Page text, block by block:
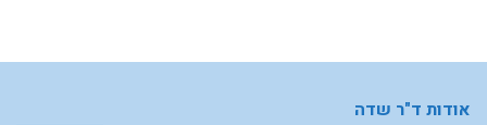
אודות ד"ר שדה